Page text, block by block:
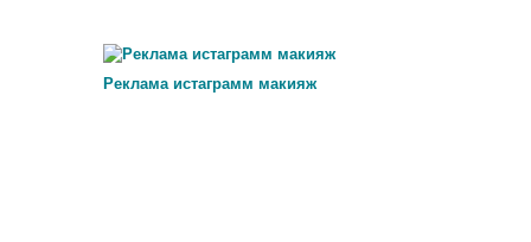
Реклама истаграмм макияж